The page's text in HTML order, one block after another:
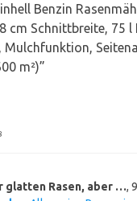
Benzin
cm Schnittbreite, 75 l
m²)”
glatten Rasen, aber …,